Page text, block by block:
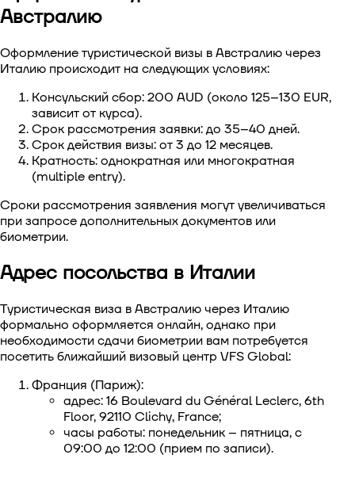
Австралию
Оформление туристической визы в Австралию через
Италию происходит на следующих условиях:
Консульский сбор: 200 AUD (около 125–130 EUR,
зависит от курса).
Срок рассмотрения заявки: до 35–40 дней.
Срок действия визы: от 3 до 12 месяцев.
Кратность: однократная или многократная
(multiple entry).
Сроки рассмотрения заявления могут увеличиваться
при запросе дополнительных документов или
биометрии.
Адрес посольства в Италии
Туристическая виза в Австралию через Италию
формально оформляется онлайн, однако при
необходимости сдачи биометрии вам потребуется
посетить ближайший визовый центр VFS Global:
Франция (Париж):
адрес: 16 Boulevard du Général Leclerc, 6th
Floor, 92110 Clichy, France;
часы работы: понедельник – пятница, с
09:00 до 12:00 (прием по записи).